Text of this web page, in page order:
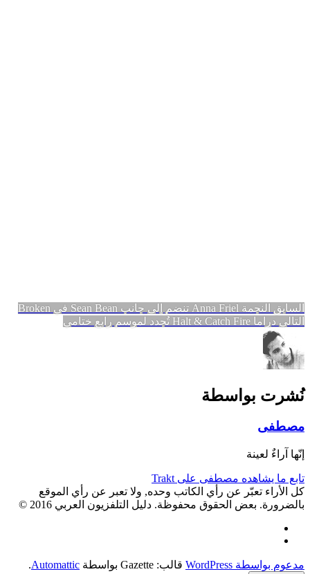
تصفّح
المقالات
السابق المقالة
السابقة:
النجمة Anna Friel تنضم إلى جانب Sean Bean في Broken
التالي المقالة
التالية:
دراما Halt & Catch Fire تُجدد لموسم رابع ختامي
نُشرت بواسطة
مصطفى
إنّها آراءٌ لعينة
تابع ما يشاهده مصطفى على Trakt
كل الأراء تعبّر عن رأي الكاتب وحده, ولا تعبر عن رأي الموقع
بالضرورة. بعض الحقوق محفوظة. دليل التلفزيون العربي 2016 ©
مدعوم بواسطة WordPress قالب: Gazette بواسطة Automattic
.